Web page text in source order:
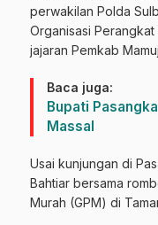
perwakilan Polda
Organisasi
jajaran Pemkab
Baca juga:
Bupati
Massal
Usai kunjungan di
Bahtiar bersama
Murah (GPM) di